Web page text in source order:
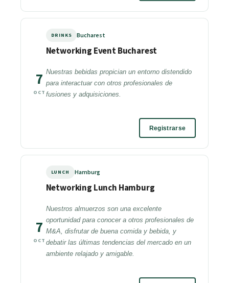
7
OCT
DRINKS Bucharest
Networking Event Bucharest
Nuestras bebidas propician un entorno distendido
para interactuar con otros profesionales de
fusiones y adquisiciones.
Registrarse
7
OCT
LUNCH Hamburg
Networking Lunch Hamburg
Nuestros almuerzos son una excelente
oportunidad para conocer a otros profesionales de
M&A, disfrutar de buena comida y bebida, y
debatir las últimas tendencias del mercado en un
ambiente relajado y amigable.